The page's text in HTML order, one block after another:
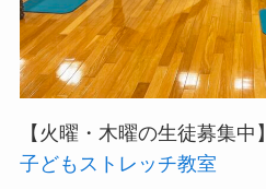
【火曜・木曜の生徒募集中】
子どもストレッチ教室